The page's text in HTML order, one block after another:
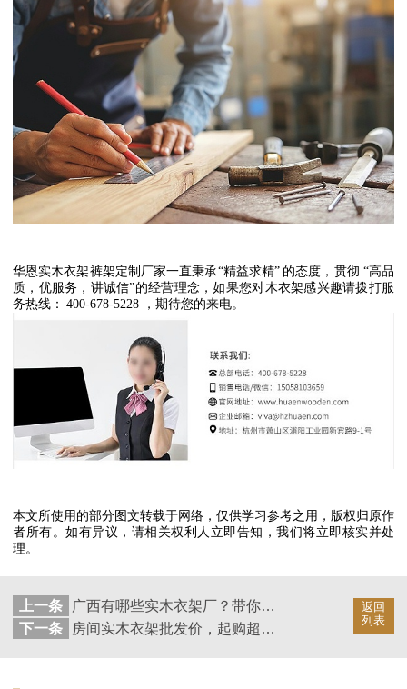
华恩实木衣架裤架定制厂家一直秉承“精益求精” 的态度，贯彻 “高品
质，优服务，讲诚信”的经营理念，如果您对木衣架感兴趣请拨打服
务热线： 400-678-5228 ，期待您的来电。
本文所使用的部分图文转载于网络，仅供学习参考之用，版权归原作
者所有。如有异议，请相关权利人立即告知，我们将立即核实并处
理。
返回
列表
上一条
广西有哪些实木衣架厂？带你走进广西的衣架家园【华恩衣架】
下一条
房间实木衣架批发价，起购超低【华恩衣架】